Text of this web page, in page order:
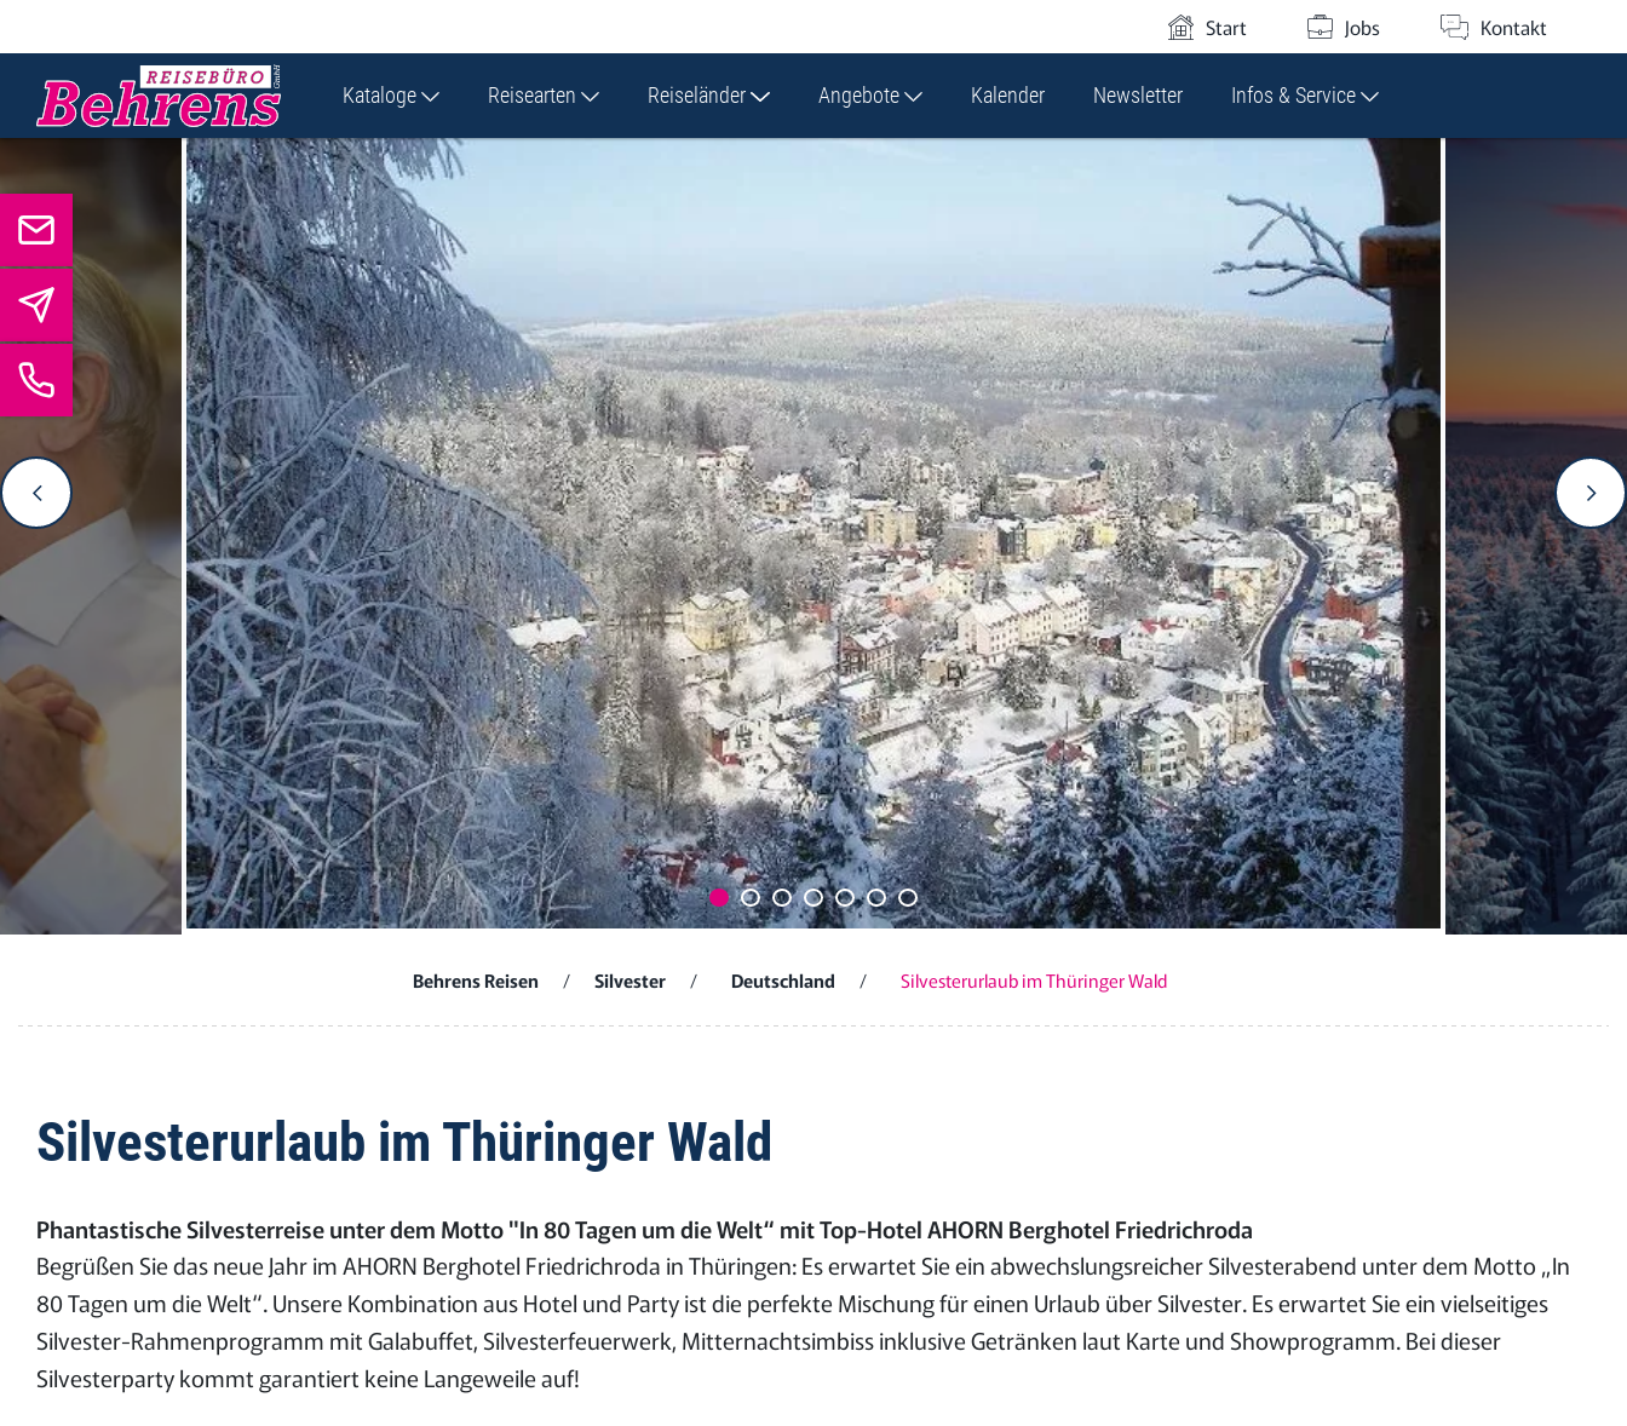
Start Jobs Kontakt
Kataloge Reisearten Reiseländer Angebote Kalender Newsletter Infos & Service
Behrens Reisen / Silvester / Deutschland / Silvesterurlaub im Thüringer Wald
Silvesterurlaub im Thüringer Wald
Phantastische Silvesterreise unter dem Motto "In 80 Tagen um die Welt“ mit Top-Hotel AHORN Berghotel Friedrichroda
Begrüßen Sie das neue Jahr im AHORN Berghotel Friedrichroda in Thüringen: Es erwartet Sie ein abwechslungsreicher Silvesterabend unter dem Motto „In
80 Tagen um die Welt“. Unsere Kombination aus Hotel und Party ist die perfekte Mischung für einen Urlaub über Silvester. Es erwartet Sie ein vielseitiges
Silvester-Rahmenprogramm mit Galabuffet, Silvesterfeuerwerk, Mitternachtsimbiss inklusive Getränken laut Karte und Showprogramm. Bei dieser
Silvesterparty kommt garantiert keine Langeweile auf!